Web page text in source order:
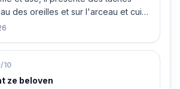
des oreilles et sur l'arceau et cuir
! Les coussins sont eux « dégonflés
/10
ze beloven